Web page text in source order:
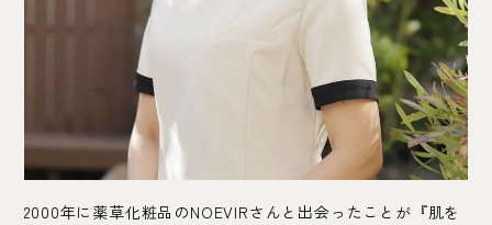
2000年に薬草化粧品のNOEVIRさんと出会ったことが『肌を